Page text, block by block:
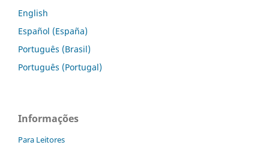
English
Español (España)
Português (Brasil)
Português (Portugal)
Informações
Para Leitores